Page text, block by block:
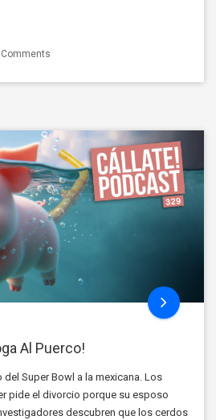
Comments
Al Puerco!
Super Bowl a la mexicana. Los
pide el divorcio porque su esposo
descubren que los cerdos